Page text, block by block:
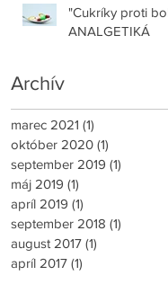
"Cukríky proti
ANALGETIKÁ
Archív
marec 2021 (1)
október 2020 (1)
september 2019 (1)
máj 2019 (1)
apríl 2019 (1)
september 2018 (1)
august 2017 (1)
apríl 2017 (1)